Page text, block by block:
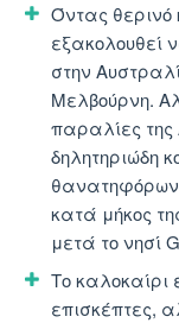
Όντας θερινό
εξακολουθεί
στην
Μελβούρνη.
παραλίες της
δηλητηριώδη
θανατηφόρων
κατά μήκος
μετά το νησί
Το καλοκαίρι
επισκέπτες,